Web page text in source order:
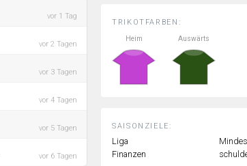
vor 1 Tag
vor 2 Tagen
vor 3 Tagen
vor 4 Tagen
vor 5 Tagen
vor 6 Tagen
TRIKOTFARBEN:
Heim
Auswärts
SAISONZIELE:
Liga
Finanzen